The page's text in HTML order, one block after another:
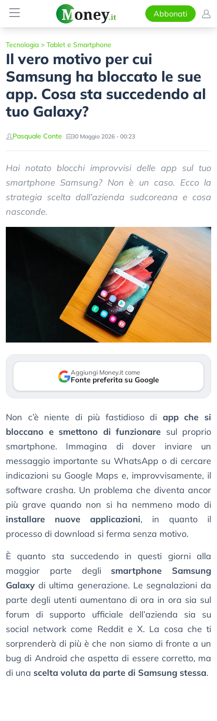
Abbonati
Tecnologia > Tablet e Smartphone
Il vero motivo per cui
Samsung ha bloccato le sue
app. Cosa sta succedendo al
tuo Galaxy?
Pasquale Conte 30 Maggio 2026 - 00:23
Hai notato blocchi improvvisi delle app sul tuo
smartphone Samsung? Non è un caso. Ecco la
strategia scelta dall’azienda sudcoreana e cosa
nasconde.
Aggiungi Money.it come
Fonte preferita su Google
Non c’è niente di più fastidioso di app che si
bloccano e smettono di funzionare sul proprio
smartphone. Immagina di dover inviare un
messaggio importante su WhatsApp o di cercare
indicazioni su Google Maps e, improvvisamente, il
software crasha. Un problema che diventa ancor
più grave quando non si ha nemmeno modo di
installare nuove applicazioni, in quanto il
processo di download si ferma senza motivo.
È quanto sta succedendo in questi giorni alla
maggior parte degli smartphone Samsung
Galaxy di ultima generazione. Le segnalazioni da
parte degli utenti aumentano di ora in ora sia sul
forum di supporto ufficiale dell’azienda sia su
social network come Reddit e X. La cosa che ti
sorprenderà di più è che non siamo di fronte a un
bug di Android che aspetta di essere corretto, ma
di una scelta voluta da parte di Samsung stessa.